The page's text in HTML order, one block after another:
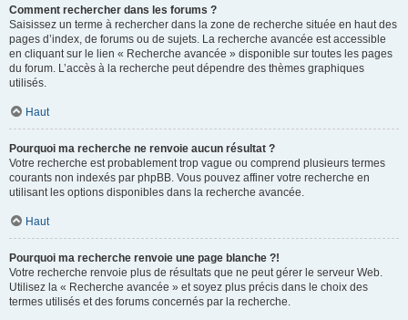
Comment rechercher dans les forums ?
Saisissez un terme à rechercher dans la zone de recherche située en haut des
pages d’index, de forums ou de sujets. La recherche avancée est accessible
en cliquant sur le lien « Recherche avancée » disponible sur toutes les pages
du forum. L’accès à la recherche peut dépendre des thèmes graphiques
utilisés.
Haut
Pourquoi ma recherche ne renvoie aucun résultat ?
Votre recherche est probablement trop vague ou comprend plusieurs termes
courants non indexés par phpBB. Vous pouvez affiner votre recherche en
utilisant les options disponibles dans la recherche avancée.
Haut
Pourquoi ma recherche renvoie une page blanche ?!
Votre recherche renvoie plus de résultats que ne peut gérer le serveur Web.
Utilisez la « Recherche avancée » et soyez plus précis dans le choix des
termes utilisés et des forums concernés par la recherche.